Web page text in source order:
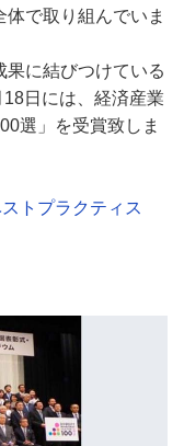
で取り組んでいま
果に結びつけている
日には、経済産業
選」を受賞致しま
トプラクティス